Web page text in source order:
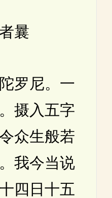
曩
尼。一
摄入五字
众生般若
我今当说
四日十五